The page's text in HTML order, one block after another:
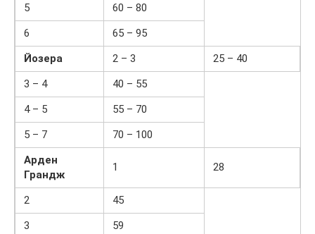
5
60 – 80
6
65 – 95
Йозера
2 – 3
25 – 40
3 – 4
40 – 55
4 – 5
55 – 70
5 – 7
70 – 100
Арден
Грандж
1 28
2
45
3
59